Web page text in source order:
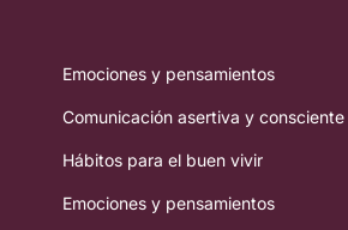
Emociones y pensamientos
Comunicación asertiva y consciente
Hábitos para el buen vivir
Emociones y pensamientos